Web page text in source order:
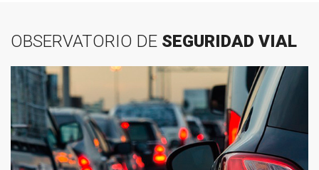
OBSERVATORIO DE SEGURIDAD VIAL